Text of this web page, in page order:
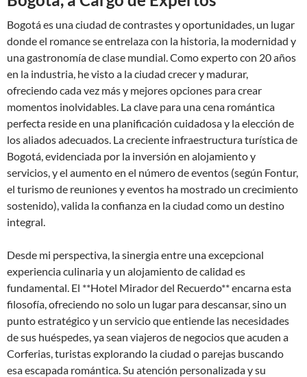
Bogotá es una ciudad de contrastes y oportunidades, un lugar
donde el romance se entrelaza con la historia, la modernidad y
una gastronomía de clase mundial. Como experto con 20 años
en la industria, he visto a la ciudad crecer y madurar,
ofreciendo cada vez más y mejores opciones para crear
momentos inolvidables. La clave para una cena romántica
perfecta reside en una planificación cuidadosa y la elección de
los aliados adecuados. La creciente infraestructura turística de
Bogotá, evidenciada por la inversión en alojamiento y
servicios, y el aumento en el número de eventos (según Fontur,
el turismo de reuniones y eventos ha mostrado un crecimiento
sostenido), valida la confianza en la ciudad como un destino
integral.
Desde mi perspectiva, la sinergia entre una excepcional
experiencia culinaria y un alojamiento de calidad es
fundamental. El **Hotel Mirador del Recuerdo** encarna esta
filosofía, ofreciendo no solo un lugar para descansar, sino un
punto estratégico y un servicio que entiende las necesidades
de sus huéspedes, ya sean viajeros de negocios que acuden a
Corferias, turistas explorando la ciudad o parejas buscando
esa escapada romántica. Su atención personalizada y su